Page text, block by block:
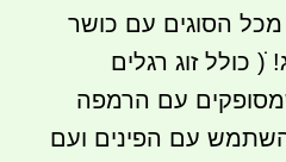
הסוגים עם כושר
של עד 200 ק"ג! ׂׂ( כולל זוג רגלים
2 פינים שמסופקים עם הרמפה
עם הפינים ועם